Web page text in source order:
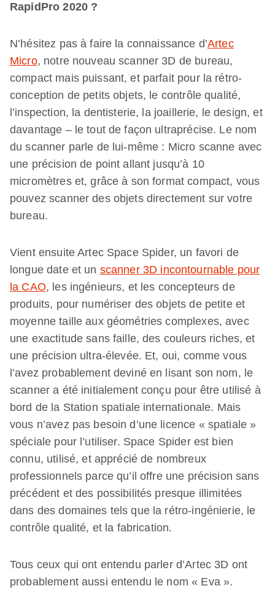
RapidPro 2020 ?
N’hésitez pas à faire la connaissance d’Artec
Micro, notre nouveau scanner 3D de bureau,
compact mais puissant, et parfait pour la rétro-
conception de petits objets, le contrôle qualité,
l’inspection, la dentisterie, la joaillerie, le design, et
davantage – le tout de façon ultraprécise. Le nom
du scanner parle de lui-même : Micro scanne avec
une précision de point allant jusqu’à 10
micromètres et, grâce à son format compact, vous
pouvez scanner des objets directement sur votre
bureau.
Vient ensuite Artec Space Spider, un favori de
longue date et un scanner 3D incontournable pour
la CAO, les ingénieurs, et les concepteurs de
produits, pour numériser des objets de petite et
moyenne taille aux géométries complexes, avec
une exactitude sans faille, des couleurs riches, et
une précision ultra-élevée. Et, oui, comme vous
l’avez probablement deviné en lisant son nom, le
scanner a été initialement conçu pour être utilisé à
bord de la Station spatiale internationale. Mais
vous n’avez pas besoin d’une licence « spatiale »
spéciale pour l’utiliser. Space Spider est bien
connu, utilisé, et apprécié de nombreux
professionnels parce qu’il offre une précision sans
précédent et des possibilités presque illimitées
dans des domaines tels que la rétro-ingénierie, le
contrôle qualité, et la fabrication.
Tous ceux qui ont entendu parler d’Artec 3D ont
probablement aussi entendu le nom « Eva ».